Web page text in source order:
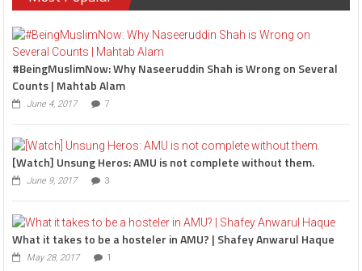
#BeingMuslimNow: Why Naseeruddin Shah is Wrong on Several
Counts | Mahtab Alam
June 4, 2017 7
[Watch] Unsung Heros: AMU is not complete without them.
June 9, 2017 3
What it takes to be a hosteler in AMU? | Shafey Anwarul Haque
May 28, 2017 1